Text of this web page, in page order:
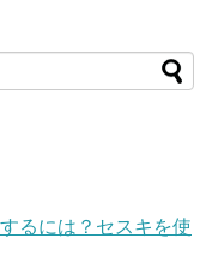
るには？セスキを使